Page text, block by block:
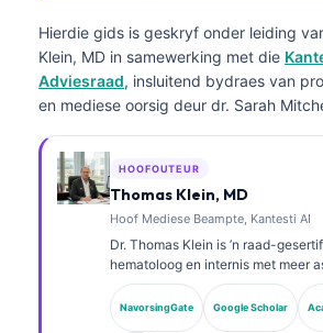
Hierdie gids is geskryf onder leiding
Klein, MD in samewerking met die
Adviesraad, insluitend bydraes van
en mediese oorsig deur dr. Sarah
HOOFOUTEUR
Thomas Klein, MD
Hoof Mediese Beampte, Kantesti AI
Dr. Thomas Klein is ’n raad-
hematoloog en internis met meer
ondervinding in
ondersteunde kliniese analise. As
Beampte by Kantesti AI verskaf hy
NavorsingGate Google Scholar